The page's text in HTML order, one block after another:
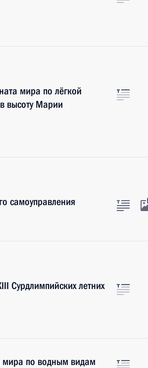
мира по лёгкой
высоту Марии
самоуправления
Сурдлимпийских летних
мира по водным видам